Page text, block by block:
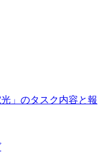
」のタスク内容と報